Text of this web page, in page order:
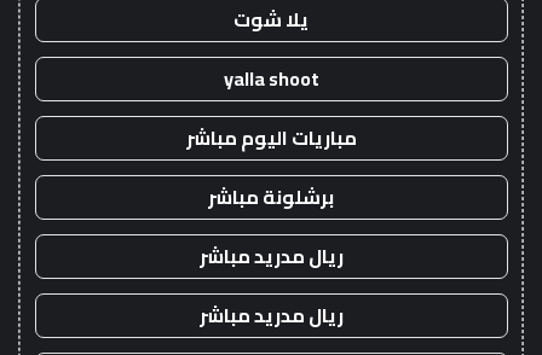
يلا شوت
yalla shoot
مباريات اليوم مباشر
برشلونة مباشر
ريال مدريد مباشر
ريال مدريد مباشر